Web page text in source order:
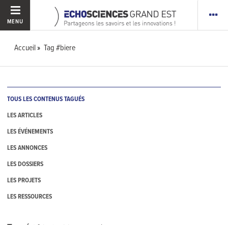
MENU
Accueil Tag #biere
TOUS LES CONTENUS TAGUÉS
LES ARTICLES
LES ÉVÉNEMENTS
LES ANNONCES
LES DOSSIERS
LES PROJETS
LES RESSOURCES